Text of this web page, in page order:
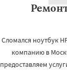
Сломался ноутбук
компанию в
предоставляем